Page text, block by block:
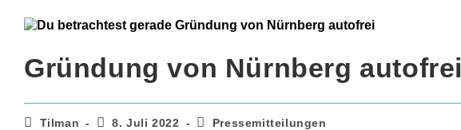
Gründung von Nürnberg autofrei
Beitrags-
Tilman
Beitrag
8. Juli 2022
Beitrags-
Pressemitteilungen